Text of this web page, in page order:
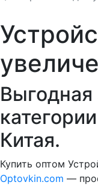
Выгодная
Китая.
Купить оптом
Optovkin.com —